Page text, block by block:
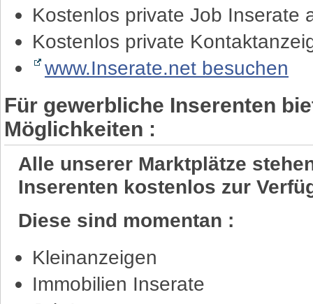
Kostenlos private Job Inserate
Kostenlos private
www.Inserate.net besuchen
Für gewerbliche Inserenten
Möglichkeiten :
Alle unserer Marktplätze
Inserenten kostenlos zur
Diese sind momentan :
Kleinanzeigen
Immobilien Inserate